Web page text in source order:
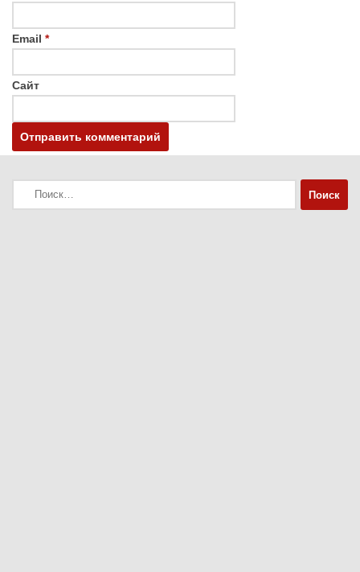
Email *
Сайт
Найти: